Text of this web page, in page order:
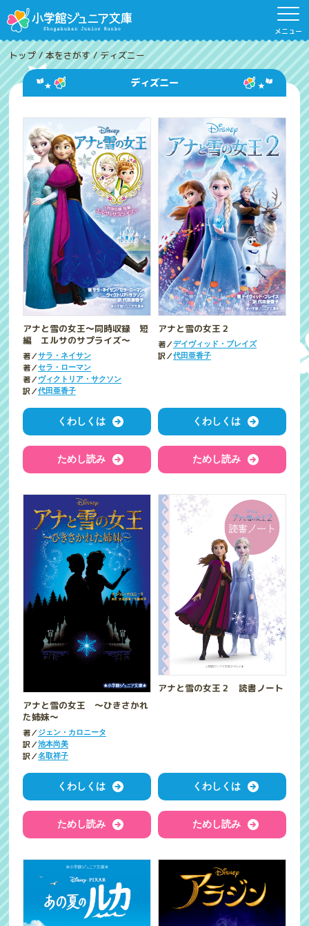
メニュー
トップ /本をさがす /ディズニー
ディズニー
アナと雪の女王～同時収録 短
編 エルサのサプライズ～
著／サラ・ネイサン
著／セラ・ローマン
著／ヴィクトリア・サクソン
訳／代田亜香子
くわしくは
ためし読み
アナと雪の女王２
著／デイヴィッド・ブレイズ
訳／代田亜香子
くわしくは
ためし読み
アナと雪の女王 ～ひきさかれ
た姉妹～
著／ジェン・カロニータ
訳／池本尚美
訳／名取祥子
くわしくは
ためし読み
アナと雪の女王２ 読書ノート
くわしくは
ためし読み